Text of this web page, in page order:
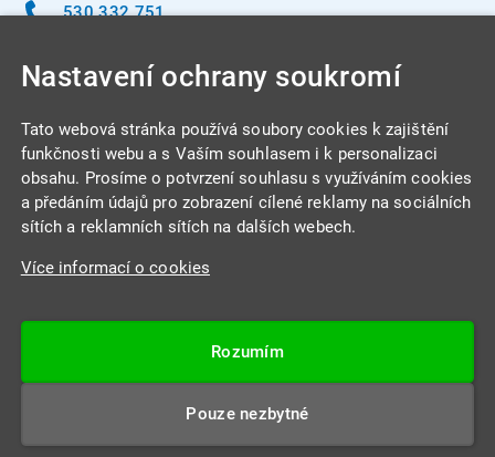
530 332 751
INTEGRA CENTRUM s.r.o.
Jabloňová 662/7
Datová schránka: 4beca6d
Nastavení ochrany soukromí
Tato webová stránka používá soubory cookies k zajištění
funkčnosti webu a s Vaším souhlasem i k personalizaci
obsahu. Prosíme o potvrzení souhlasu s využíváním cookies
a předáním údajů pro zobrazení cílené reklamy na sociálních
sítích a reklamních sítích na dalších webech.
Více informací o cookies
Rozumím
Pouze nezbytné